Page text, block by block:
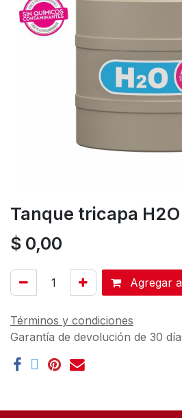
Tanque tricapa
$ 0,00
Agregar
Términos y condiciones
Garantía de devolución de 30